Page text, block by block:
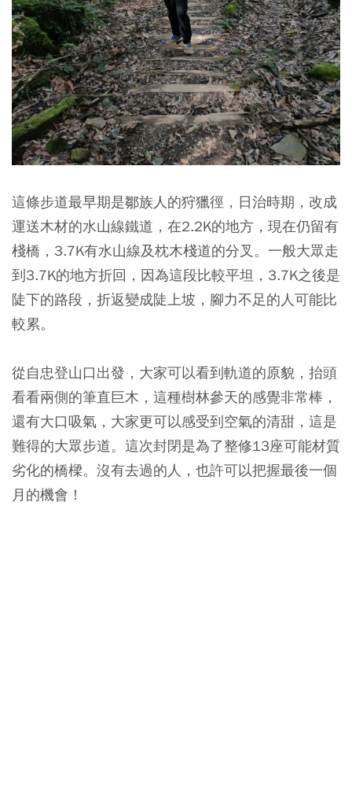
這條步道最早期是鄒族人的狩獵徑，日治時期，改成
運送木材的水山線鐵道，在2.2K的地方，現在仍留有
棧橋，3.7K有水山線及枕木棧道的分叉。一般大眾走
到3.7K的地方折回，因為這段比較平坦，3.7K之後是
陡下的路段，折返變成陡上坡，腳力不足的人可能比
較累。
從自忠登山口出發，大家可以看到軌道的原貌，抬頭
看看兩側的筆直巨木，這種樹林參天的感覺非常棒，
還有大口吸氣，大家更可以感受到空氣的清甜，這是
難得的大眾步道。這次封閉是為了整修13座可能材質
劣化的橋樑。沒有去過的人，也許可以把握最後一個
月的機會！